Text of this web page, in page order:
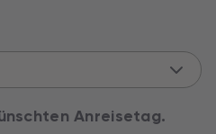
Anreisetag.